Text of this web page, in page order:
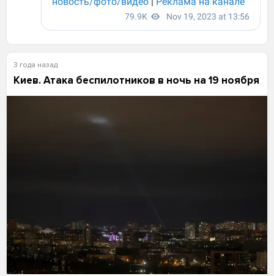
3 года назад
Киев. Атака беспилотников в ночь на 19 ноября